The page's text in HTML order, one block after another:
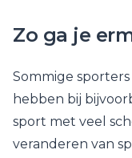
Zo ga je
Sommige
hebben bij
sport met veel
veranderen van